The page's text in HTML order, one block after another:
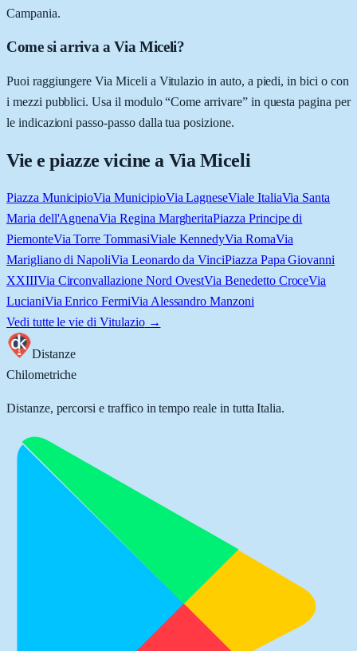
Campania.
Come si arriva a Via Miceli?
Puoi raggiungere Via Miceli a Vitulazio in auto, a piedi, in bici o con
i mezzi pubblici. Usa il modulo “Come arrivare” in questa pagina per
le indicazioni passo-passo dalla tua posizione.
Vie e piazze vicine a Via Miceli
Piazza MunicipioVia MunicipioVia LagneseViale ItaliaVia Santa
Maria dell'AgnenaVia Regina MargheritaPiazza Principe di
PiemonteVia Torre TommasiViale KennedyVia RomaVia
Marigliano di NapoliVia Leonardo da VinciPiazza Papa Giovanni
XXIIIVia Circonvallazione Nord OvestVia Benedetto CroceVia
LucianiVia Enrico FermiVia Alessandro Manzoni
Vedi tutte le vie di Vitulazio→
Distanze
Chilometriche
Distanze, percorsi e traffico in tempo reale in tutta Italia.